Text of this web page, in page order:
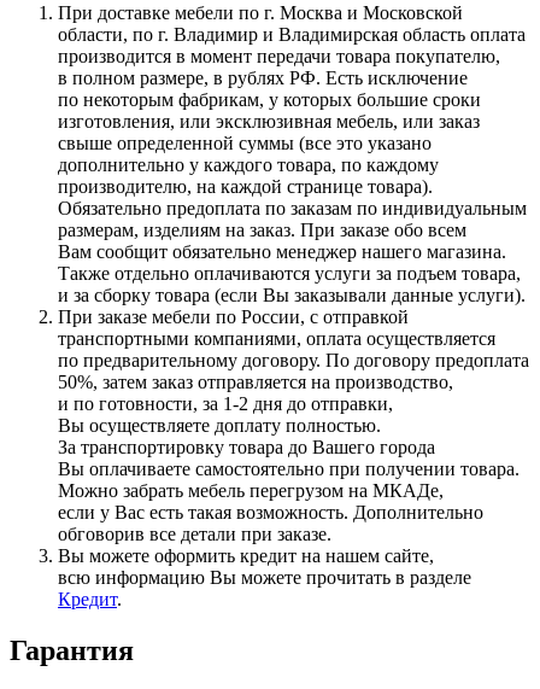
При доставке мебели по г. Москва и Московской
области, по г. Владимир и Владимирская область оплата
производится в момент передачи товара покупателю,
в полном размере, в рублях РФ. Есть исключение
по некоторым фабрикам, у которых большие сроки
изготовления, или эксклюзивная мебель, или заказ
свыше определенной суммы (все это указано
дополнительно у каждого товара, по каждому
производителю, на каждой странице товара).
Обязательно предоплата по заказам по индивидуальным
размерам, изделиям на заказ. При заказе обо всем
Вам сообщит обязательно менеджер нашего магазина.
Также отдельно оплачиваются услуги за подъем товара,
и за сборку товара (если Вы заказывали данные услуги).
При заказе мебели по России, с отправкой
транспортными компаниями, оплата осуществляется
по предварительному договору. По договору предоплата
50%, затем заказ отправляется на производство,
и по готовности, за 1-2 дня до отправки,
Вы осуществляете доплату полностью.
За транспортировку товара до Вашего города
Вы оплачиваете самостоятельно при получении товара.
Можно забрать мебель перегрузом на МКАДе,
если у Вас есть такая возможность. Дополнительно
обговорив все детали при заказе.
Вы можете оформить кредит на нашем сайте,
всю информацию Вы можете прочитать в разделе
Кредит.
Гарантия